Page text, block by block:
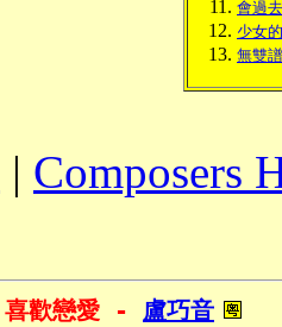
會過
少女
無雙譜
| Composers
喜歡戀愛 - 盧巧音